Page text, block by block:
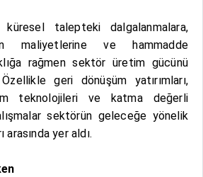
küresel talepteki dalgalanmalara,
maliyetlerine ve hammadde
rağmen sektör üretim gücünü
geri dönüşüm yatırımları,
teknolojileri ve katma değerli
sektörün geleceğe yönelik
yer aldı.